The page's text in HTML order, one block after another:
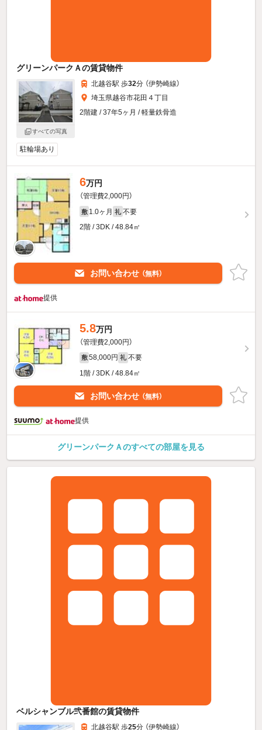
グリーンパークＡの賃貸物件
すべての写真
北越谷駅 歩32分 （伊勢崎線）
埼玉県越谷市花田４丁目
2階建 / 37年5ヶ月 / 軽量鉄骨造
駐輪場あり
6万円
（管理費2,000円）
敷 1.0ヶ月 礼 不要
2階 / 3DK / 48.84㎡
お問い合わせ （無料）
提供
5.8万円
（管理費2,000円）
敷 58,000円 礼 不要
1階 / 3DK / 48.84㎡
お問い合わせ （無料）
提供
グリーンパークＡのすべての部屋を見る
ベルシャンブル弐番館の賃貸物件
北越谷駅 歩25分 （伊勢崎線）